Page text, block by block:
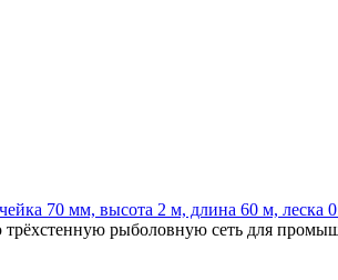
70 мм, высота 2 м, длина 60 м,
рыболовную сеть для